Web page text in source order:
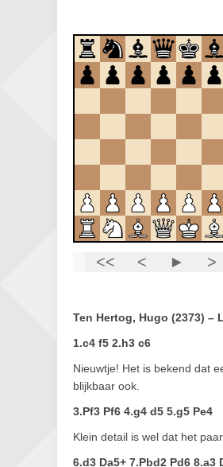
Ten Hertog, Hugo (2373) –
1.c4 f5 2.h3 c6
Nieuwtje! Het is bekend dat
blijkbaar ook.
3.Pf3 Pf6 4.g4 d5 5.g5 Pe4
Klein detail is wel dat het
6.d3 Da5+ 7.Pbd2 Pd6